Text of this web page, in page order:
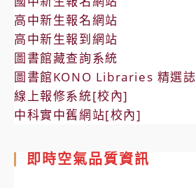
高中新生報名網站
高中新生報到網站
圖書館藏查詢系統
圖書館KONO Libraries 精選誌
線上報修系統[校內]
中科實中舊網站[校內]
即時空氣品質資訊